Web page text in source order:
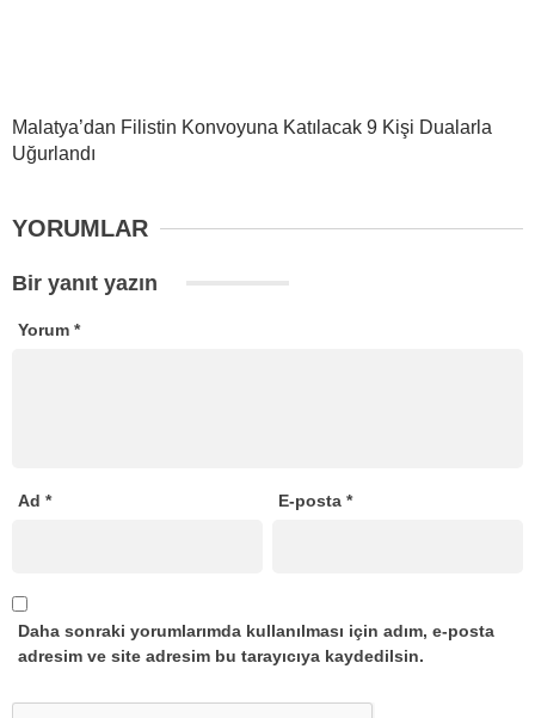
Malatya’dan Filistin Konvoyuna Katılacak 9 Kişi Dualarla
Uğurlandı
YORUMLAR
Bir yanıt yazın
Yorum *
Ad * E-posta*
Daha sonraki yorumlarımda kullanılması için adım, e-posta
adresim ve site adresim bu tarayıcıya kaydedilsin.